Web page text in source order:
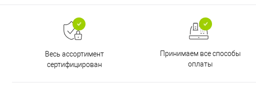
Весь ассортимент
сертифицирован
Принимаем все способы
оплаты